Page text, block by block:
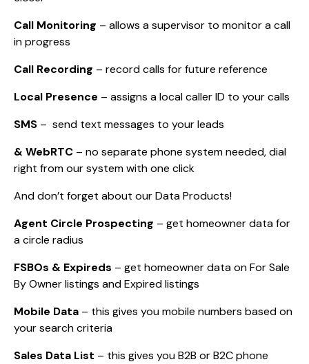
Call Monitoring – allows a supervisor to monitor a call
in progress
Call Recording – record calls for future reference
Local Presence – assigns a local caller ID to your calls
SMS – send text messages to your leads
& WebRTC – no separate phone system needed, dial
right from our system with one click
And don’t forget about our Data Products!
Agent Circle Prospecting – get homeowner data for
a circle radius
FSBOs & Expireds – get homeowner data on For Sale
By Owner listings and Expired listings
Mobile Data – this gives you mobile numbers based on
your search criteria
Sales Data List – this gives you B2B or B2C phone